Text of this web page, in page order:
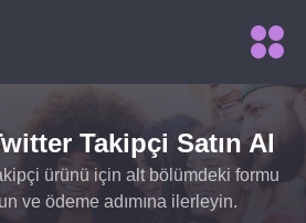
Takipçi Satın Al
ürünü için alt bölümdeki formu
ve ödeme adımına ilerleyin.